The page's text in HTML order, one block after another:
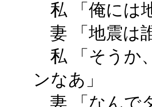
私 「俺には
妻 「地震は
私 「そうか
ンなあ」
妻 「なんで